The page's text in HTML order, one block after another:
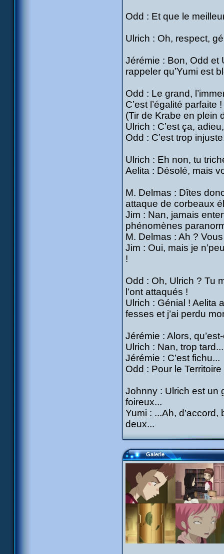
Odd : Et que le
Ulrich : Oh, respect,
Jérémie : Bon, Odd et
rappeler qu’Yumi est
Odd : Le grand,
C’est l’égalité
(Tir de Krabe en plein
Ulrich : C’est ça,
Odd : C’est trop
Ulrich : Eh non, tu
Aelita : Désolé, mais
M. Delmas : Dîtes
attaque de corbeaux
Jim : Nan, jamais
phénomènes
M. Delmas : Ah ?
Jim : Oui, mais je
!
Odd : Oh, Ulrich ? Tu
l’ont attaqués !
Ulrich : Génial ! Aelita
fesses et j’ai perdu
Jérémie : Alors,
Ulrich : Nan, trop tard...
Jérémie : C’est fichu...
Odd : Pour le
Johnny : Ulrich est un
foireux...
Yumi : ...Ah, d’accord,
deux...
Galerie